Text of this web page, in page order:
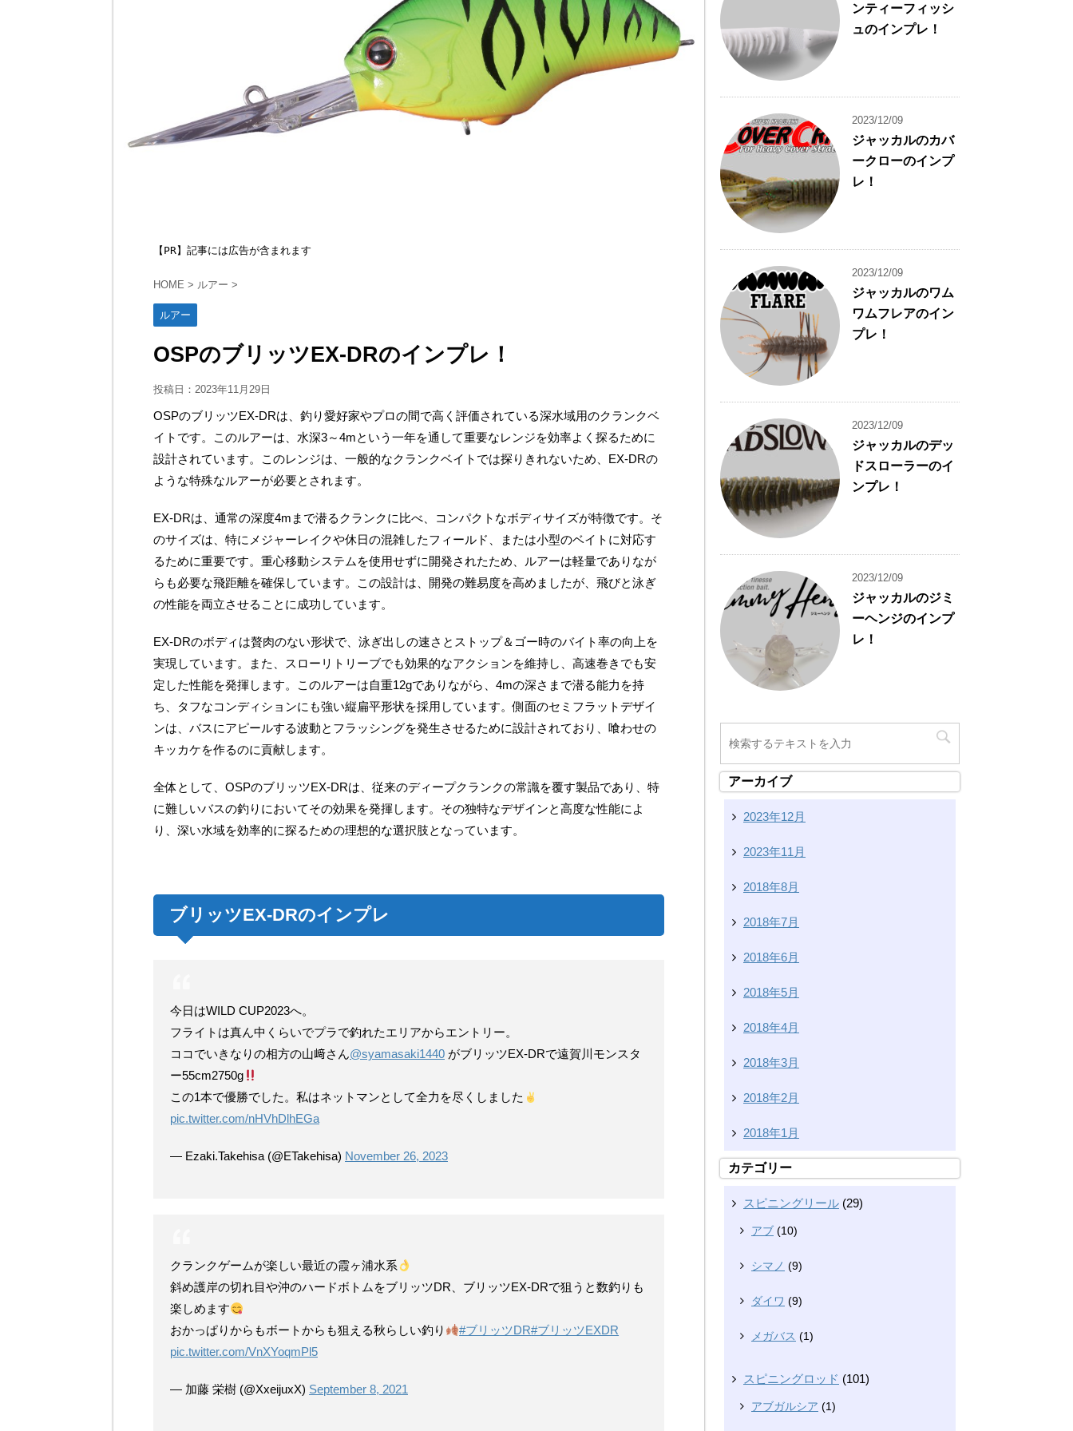
【PR】記事には広告が含まれます
HOME > ルアー >
ルアー
OSPのブリッツEX-DRのインプレ！
投稿日： 2023年11月29日
OSPのブリッツEX-DRは、釣り愛好家やプロの間で高く評価されている深水域用のクランクベ
イトです。このルアーは、水深3～4mという一年を通して重要なレンジを効率よく探るために
設計されています。このレンジは、一般的なクランクベイトでは探りきれないため、EX-DRの
ような特殊なルアーが必要とされます。
EX-DRは、通常の深度4mまで潜るクランクに比べ、コンパクトなボディサイズが特徴です。そ
のサイズは、特にメジャーレイクや休日の混雑したフィールド、または小型のベイトに対応す
るために重要です。重心移動システムを使用せずに開発されたため、ルアーは軽量でありなが
らも必要な飛距離を確保しています。この設計は、開発の難易度を高めましたが、飛びと泳ぎ
の性能を両立させることに成功しています。
EX-DRのボディは贅肉のない形状で、泳ぎ出しの速さとストップ＆ゴー時のバイト率の向上を
実現しています。また、スローリトリーブでも効果的なアクションを維持し、高速巻きでも安
定した性能を発揮します。このルアーは自重12gでありながら、4mの深さまで潜る能力を持
ち、タフなコンディションにも強い縦扁平形状を採用しています。側面のセミフラットデザイ
ンは、バスにアピールする波動とフラッシングを発生させるために設計されており、喰わせの
キッカケを作るのに貢献します。
全体として、OSPのブリッツEX-DRは、従来のディープクランクの常識を覆す製品であり、特
に難しいバスの釣りにおいてその効果を発揮します。その独特なデザインと高度な性能によ
り、深い水域を効率的に探るための理想的な選択肢となっています。
ブリッツEX-DRのインプレ
今日はWILD CUP2023へ。
フライトは真ん中くらいでプラで釣れたエリアからエントリー。
ココでいきなりの相方の山﨑さん@syamasaki1440 がブリッツEX-DRで遠賀川モンスタ
ー55cm2750g
この1本で優勝でした。私はネットマンとして全力を尽くしました
pic.twitter.com/nHVhDlhEGa
— Ezaki.Takehisa (@ETakehisa) November 26, 2023
クランクゲームが楽しい最近の霞ヶ浦水系
斜め護岸の切れ目や沖のハードボトムをブリッツDR、ブリッツEX-DRで狙うと数釣りも
楽しめます
おかっぱりからもボートからも狙える秋らしい釣り
#ブリッツDR#ブリッツEXDR
pic.twitter.com/VnXYoqmPl5
— 加藤 栄樹 (@XxeijuxX) September 8, 2021
ンティーフィッシ
ュのインプレ！
2023/12/09
ジャッカルのカバ
ークローのインプ
レ！
2023/12/09
ジャッカルのワム
ワムフレアのイン
プレ！
2023/12/09
ジャッカルのデッ
ドスローラーのイ
ンプレ！
2023/12/09
ジャッカルのジミ
ーヘンジのインプ
レ！
アーカイブ
2023年12月
2023年11月
2018年8月
2018年7月
2018年6月
2018年5月
2018年4月
2018年3月
2018年2月
2018年1月
カテゴリー
スピニングリール (29)
アブ (10)
シマノ (9)
ダイワ (9)
メガバス (1)
スピニングロッド (101)
アブガルシア (1)